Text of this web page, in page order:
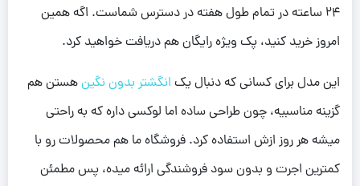
24 ساعته در تمام طول هفته در دسترس شماست. اگه همین
امروز خرید کنید، پک ویژه رایگان هم دریافت خواهید کرد.
این مدل برای کسانی که دنبال یک انگشتر بدون نگینهستن هم
گزینه مناسبیه، چون طراحی ساده اما لوکسی داره که به راحتی
میشه هر روز ازش استفاده کرد. فروشگاه ما هم محصولات رو با
کمترین اجرت و بدون سود فروشندگی ارائه میده، پس مطمئن